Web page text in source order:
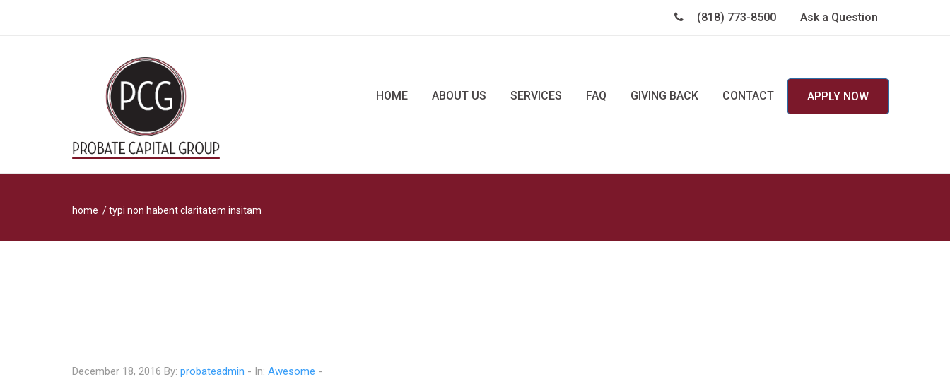
(818) 773-8500 Ask a Question
HOME ABOUT US SERVICES FAQ GIVING BACK CONTACT APPLY NOW
home / typi non habent claritatem insitam
December 18, 2016 By: probateadmin - In: Awesome -